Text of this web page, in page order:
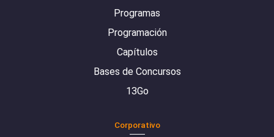
Programas
Programación
Capítulos
Bases de Concursos
13Go
Corporativo